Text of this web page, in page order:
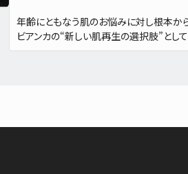
年齢にともなう肌のお悩みに対し根本か
ビアンカの“新しい肌再生の選択肢”とし